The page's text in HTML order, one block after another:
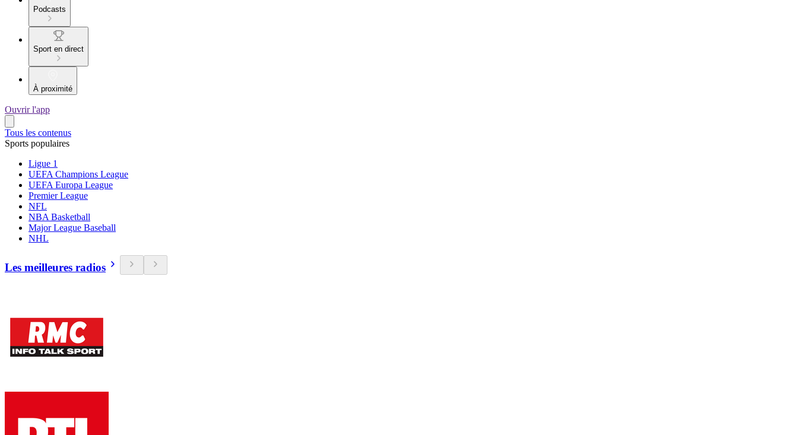
Podcasts
Sport en direct
À proximité
Ouvrir l'app
Tous les contenus
Sports populaires
Ligue 1
UEFA Champions League
UEFA Europa League
Premier League
NFL
NBA Basketball
Major League Baseball
NHL
Les meilleures radios